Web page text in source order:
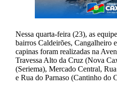
Nessa quarta-feira (23), as
bairros Caldeirões, Cangalheiro
capinas foram realizadas na
Travessa Alto da Cruz (Nova
(Seriema), Mercado Central,
e Rua do Parnaso (Cantinho do